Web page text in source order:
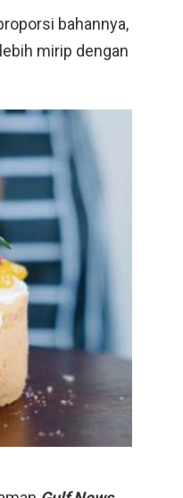
bahannya,
mirip dengan